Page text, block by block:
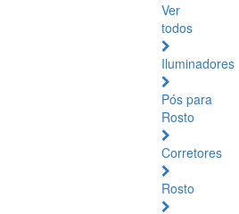
Ver
todos
Iluminadores
Pós para
Rosto
Corretores
Rosto